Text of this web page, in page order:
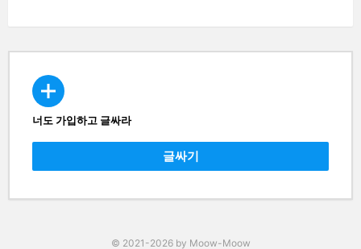
CREATE
너도 가입하고 글싸라
글싸기
© 2021-2026 by Moow-Moow